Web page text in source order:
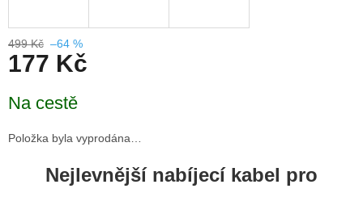
499 Kč –64 %
177 Kč
cena:
Na cestě
Položka byla vyprodána…
Nejlevnější nabíjecí kabel pro